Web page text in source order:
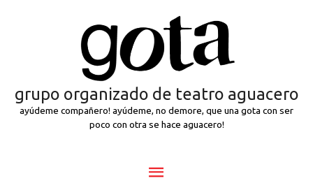
grupo organizado de teatro aguacero
ayúdeme compañero! ayúdeme, no demore, que una gota con ser
poco con otra se hace aguacero!
Menu